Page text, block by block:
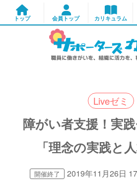
Liveゼミ
障がい者支援！実
「理念の実践と
開催終了 2019年11月26日